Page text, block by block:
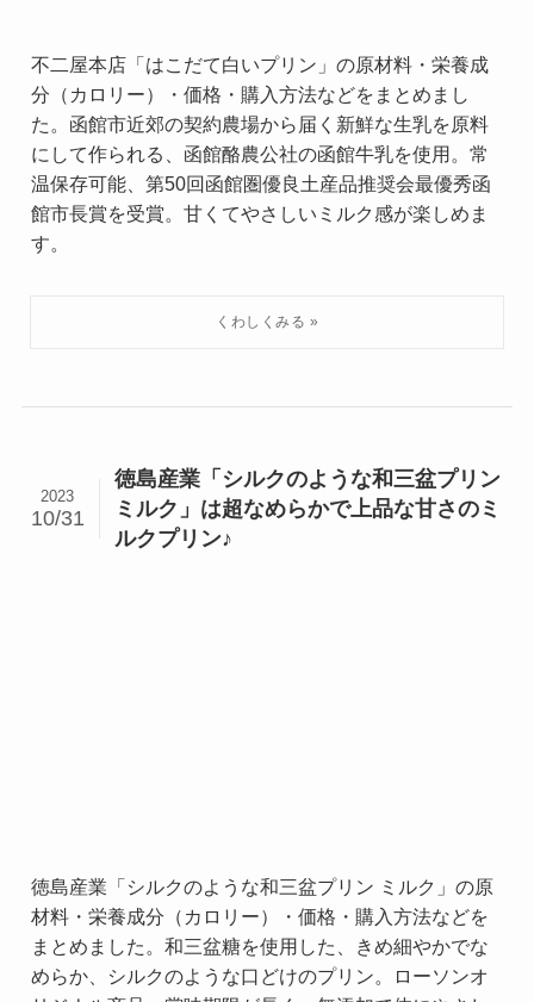
不二屋本店「はこだて白いプリン」の原材料・栄養成
分（カロリー）・価格・購入方法などをまとめまし
た。函館市近郊の契約農場から届く新鮮な生乳を原料
にして作られる、函館酪農公社の函館牛乳を使用。常
温保存可能、第50回函館圏優良土産品推奨会最優秀函
館市長賞を受賞。甘くてやさしいミルク感が楽しめま
す。
徳島産業「シルクのような和三盆プリン
ミルク」は超なめらかで上品な甘さのミ
ルクプリン♪
2023
10/31
徳島産業「シルクのような和三盆プリン ミルク」の原
材料・栄養成分（カロリー）・価格・購入方法などを
まとめました。和三盆糖を使用した、きめ細やかでな
めらか、シルクのような口どけのプリン。ローソンオ